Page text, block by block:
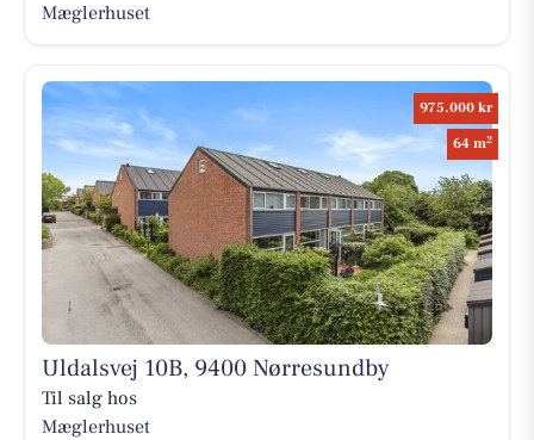
Mæglerhuset
975.000 kr
64 m2
Uldalsvej 10B, 9400 Nørresundby
Til salg hos
Mæglerhuset